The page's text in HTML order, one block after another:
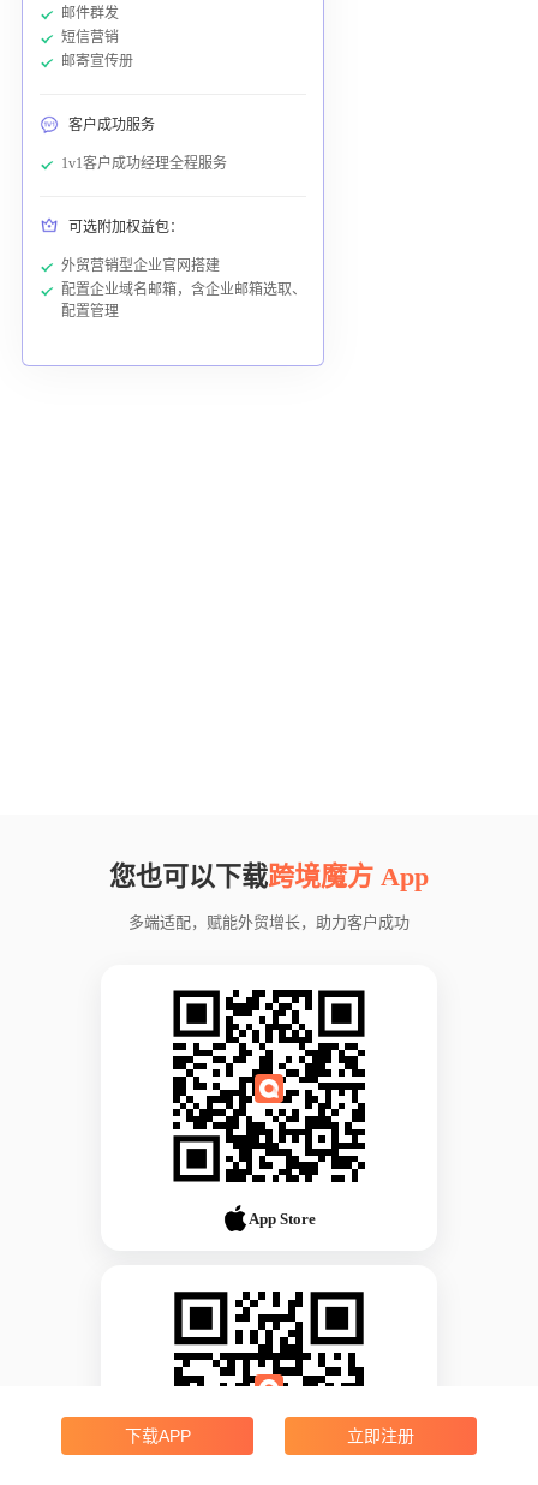
邮件群发
短信营销
邮寄宣传册
客户成功服务
1v1客户成功经理全程服务
可选附加权益包：
外贸营销型企业官网搭建
配置企业域名邮箱，含企业邮箱选取、
配置管理
您也可以下载跨境魔方 App
多端适配，赋能外贸增长，助力客户成功
App Store
下载APP 立即注册